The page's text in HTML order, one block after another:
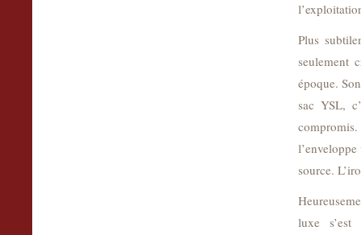
Plus
seulement
époque.
sac YSL,
source.
luxe s’est